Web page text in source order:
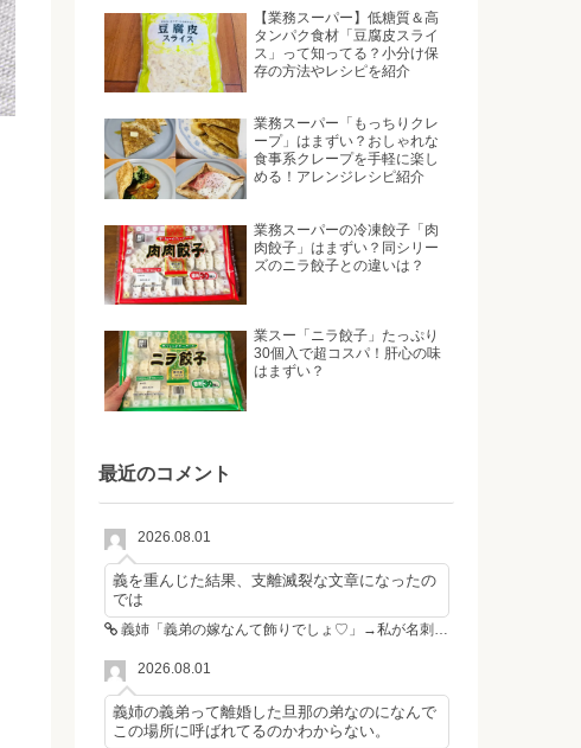
【業務スーパー】低糖質＆高
タンパク食材「豆腐皮スライ
ス」って知ってる？小分け保
存の方法やレシピを紹介
業務スーパー「もっちりクレ
ープ」はまずい？おしゃれな
食事系クレープを手軽に楽し
める！アレンジレシピ紹介
業務スーパーの冷凍餃子「肉
肉餃子」はまずい？同シリー
ズのニラ餃子との違いは？
業スー「ニラ餃子」たっぷり
30個入で超コスパ！肝心の味
はまずい？
最近のコメント
2026.08.01
義を重んじた結果、支離滅裂な文章になったの
では
義姉「義弟の嫁なんて飾りでしょ♡」→私が名刺を置いた瞬間、不倫相手が青ざめた
2026.08.01
義姉の義弟って離婚した旦那の弟なのになんで
この場所に呼ばれてるのかわからない。